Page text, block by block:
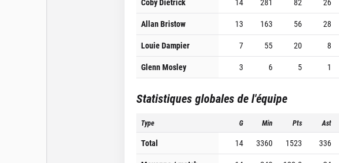
Allan Bristow
13 163 56 28
Louie Dampier
7 55 20 8
Glenn Mosley
3 6 5 1
Statistiques globales de l'équipe
Type G Min Pts Ast
Total 14 3360 1523 336